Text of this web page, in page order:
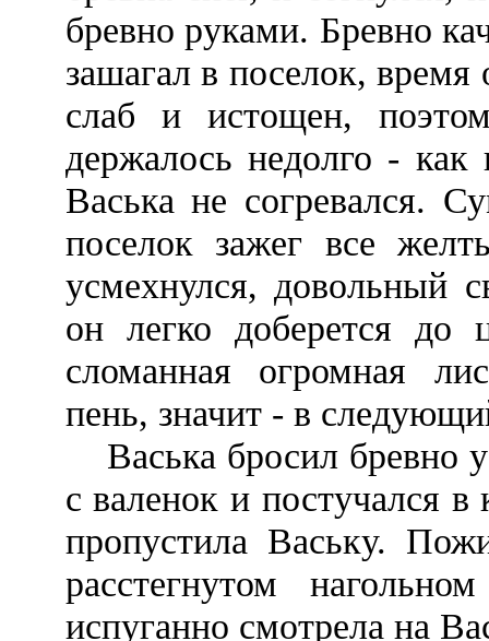
бревно руками. Бревно
зашагал в поселок,
слаб и истощен,
держалось недолго -
Васька не согревался.
поселок зажег все
усмехнулся, довольный
он легко доберется до
сломанная огромная
пень, значит - в
Васька бросил бревно
с валенок и постучался
пропустила Ваську.
расстегнутом
испуганно смотрела на